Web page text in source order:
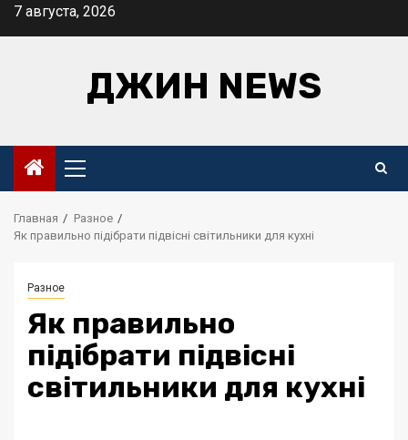
Перейти
7 августа, 2026
ДЖИН NEWS
Основное
меню
Главная
Разное
Як правильно підібрати підвісні світильники для кухні
Разное
Як правильно
підібрати підвісні
світильники для кухні